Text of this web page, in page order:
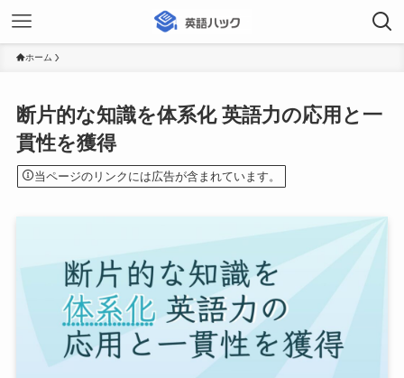
ホーム
断片的な知識を体系化 英語力の応用と一
貫性を獲得
当ページのリンクには広告が含まれています。